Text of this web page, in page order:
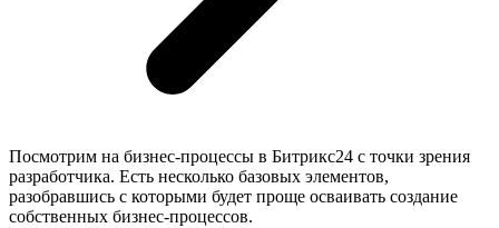
Посмотрим на бизнес-процессы в Битрикс24 с точки зрения
разработчика. Есть несколько базовых элементов,
разобравшись с которыми будет проще осваивать создание
собственных бизнес-процессов.